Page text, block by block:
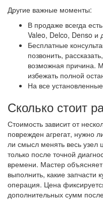
Другие важные моменты:
В продаже всегда
Valeo, Delco, Denso и
Бесплатные
позвонить,
возможная причина.
избежать полной
На все
Сколько стоит
Стоимость зависит от
поврежден агрегат, нужно
ли смысл менять весь узел
только после точной
времени. Мастер
выполнить, какие запчасти
операция. Цена
дополнительных сумм